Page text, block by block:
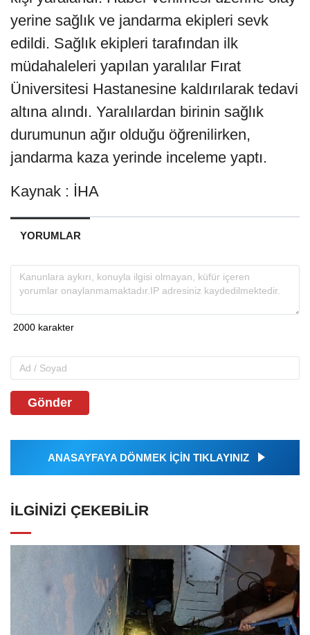
yerine sağlık ve jandarma ekipleri sevk
edildi. Sağlık ekipleri tarafından ilk
müdahaleleri yapılan yaralılar Fırat
Üniversitesi Hastanesine kaldırılarak tedavi
altına alındı. Yaralılardan birinin sağlık
durumunun ağır olduğu öğrenilirken,
jandarma kaza yerinde inceleme yaptı.
Kaynak : İHA
YORUMLAR
Gönder
ANASAYFAYA DÖNMEK İÇİN TIKLAYINIZ
İLGINIZI ÇEKEBILIR